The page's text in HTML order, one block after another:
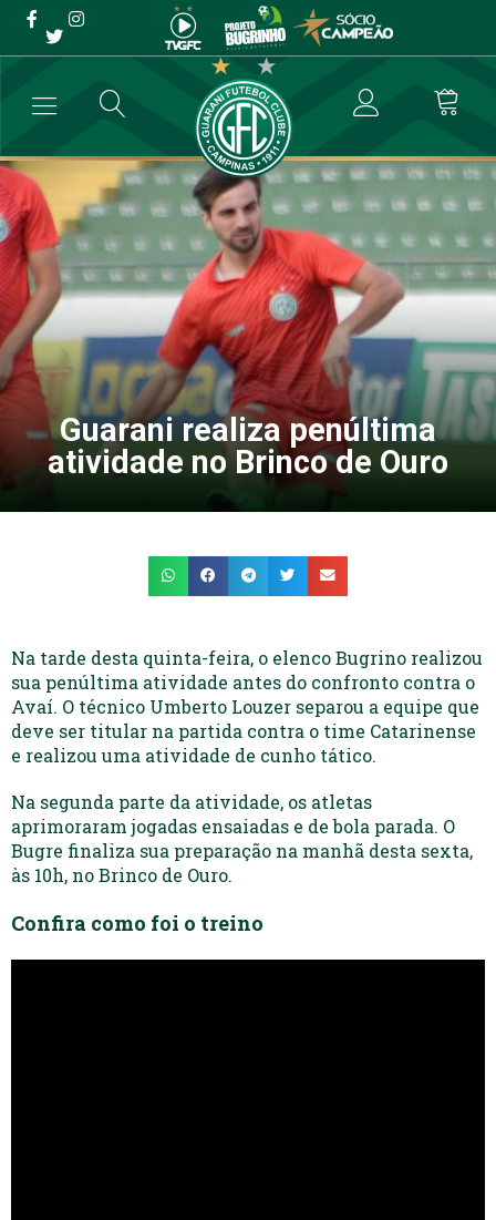
Guarani realiza penúltima
atividade no Brinco de Ouro
→ Futebol Profissional → Guarani realiza penúltima atividade no
Guarani realiza penúltima
atividade no Brinco de Ouro
Na tarde desta quinta-feira, o elenco Bugrino realizou
sua penúltima atividade antes do confronto contra o
Avaí. O técnico Umberto Louzer separou a equipe que
deve ser titular na partida contra o time Catarinense
e realizou uma atividade de cunho tático.
Na segunda parte da atividade, os atletas
aprimoraram jogadas ensaiadas e de bola parada. O
Bugre finaliza sua preparação na manhã desta sexta,
às 10h, no Brinco de Ouro.
Confira como foi o treino